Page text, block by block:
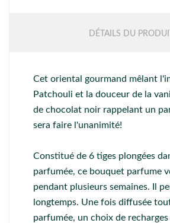
DÉTAILS DU PRODUIT
Cet oriental gourmand mêlant
Patchouli et la douceur de la
de chocolat noir rappelant un
sera faire l'unanimité!
Constitué de 6 tiges plongées
parfumée, ce bouquet parfume
pendant plusieurs semaines. Il
longtemps. Une fois diffusée
parfumée, un choix de